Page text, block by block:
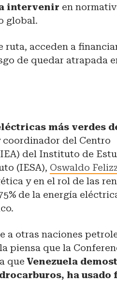
intervenir en
global.
ruta, acceden a
de quedar atrapada
más verdes
coordinador del Centro
del Instituto de
(IESA), Oswaldo
y en el rol de las
de la energía
a otras naciones
piensa que la
queVenezuela
ha usado